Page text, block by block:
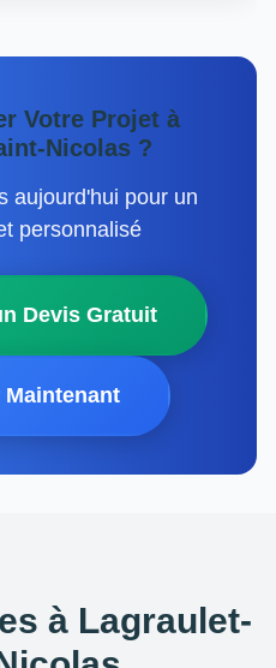
Votre Projet à
Nicolas ?
aujourd'hui pour un
personnalisé
Devis Gratuit
à Lagraulet-